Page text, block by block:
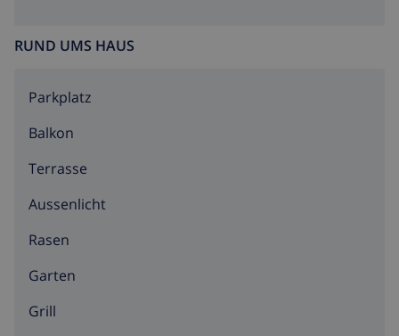
RUND UMS HAUS
Parkplatz
Balkon
Terrasse
Aussenlicht
Rasen
Garten
Grill